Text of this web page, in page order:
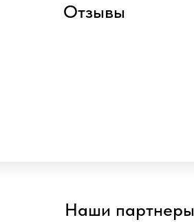
Отзывы
Наши партнеры